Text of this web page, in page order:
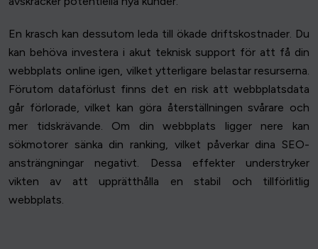
En krasch kan dessutom leda till ökade driftskostnader. Du
kan behöva investera i akut teknisk support för att få din
webbplats online igen, vilket ytterligare belastar resurserna.
Förutom dataförlust finns det en risk att webbplatsdata
går förlorade, vilket kan göra återställningen svårare och
mer tidskrävande. Om din webbplats ligger nere kan
sökmotorer sänka din ranking, vilket påverkar dina SEO-
ansträngningar negativt. Dessa effekter understryker
vikten av att upprätthålla en stabil och tillförlitlig
webbplats.